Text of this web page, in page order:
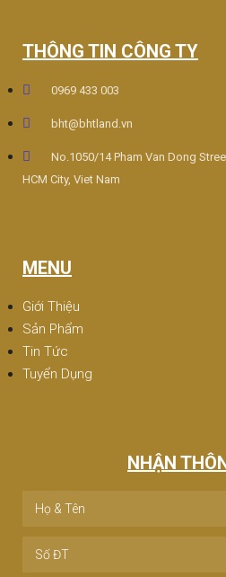
THÔNG TIN CÔNG TY
0969 433 003
bht@bhtland.vn
No.1050/14 Pham Van Dong
HCM City, Viet Nam
MENU
Giới Thiệu
Sản Phẩm
Tin Tức
Tuyển Dụng
NHẬN